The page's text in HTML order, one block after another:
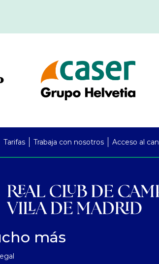
Tarifas Trabaja con nosotros Acceso al
más